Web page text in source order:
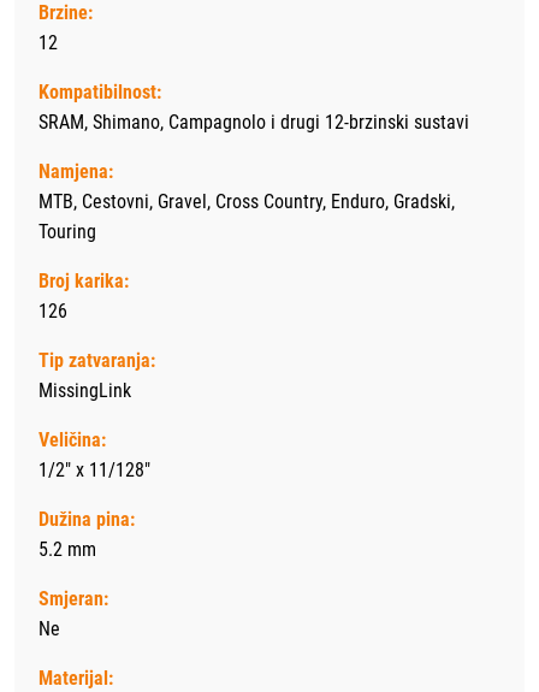
Brzine:
12
Kompatibilnost:
SRAM, Shimano, Campagnolo i drugi 12-brzinski sustavi
Namjena:
MTB, Cestovni, Gravel, Cross Country, Enduro, Gradski,
Touring
Broj karika:
126
Tip zatvaranja:
MissingLink
Veličina:
1/2" x 11/128"
Dužina pina:
5.2 mm
Smjeran:
Ne
Materijal: